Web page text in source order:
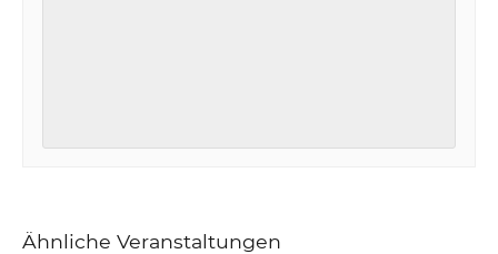
Ähnliche Veranstaltungen